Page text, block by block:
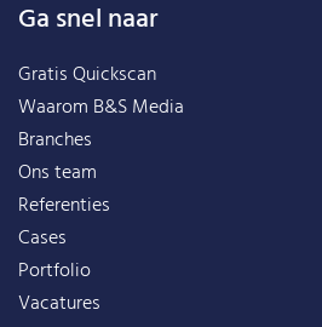
Ga snel naar
Gratis Quickscan
Waarom B&S Media
Branches
Ons team
Referenties
Cases
Portfolio
Vacatures